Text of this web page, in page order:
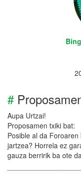
#
Aupa Urtzai!
Proposamen txiki bat:
Posible al da
jartzea? Horrela ez
gauza berririk ba ote